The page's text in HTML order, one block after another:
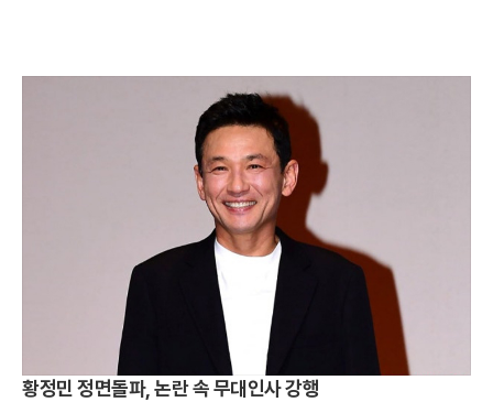
황정민 정면돌파, 논란 속 무대인사 강행